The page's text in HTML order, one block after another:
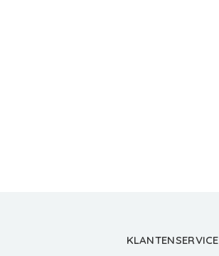
KLANTENSERVICE